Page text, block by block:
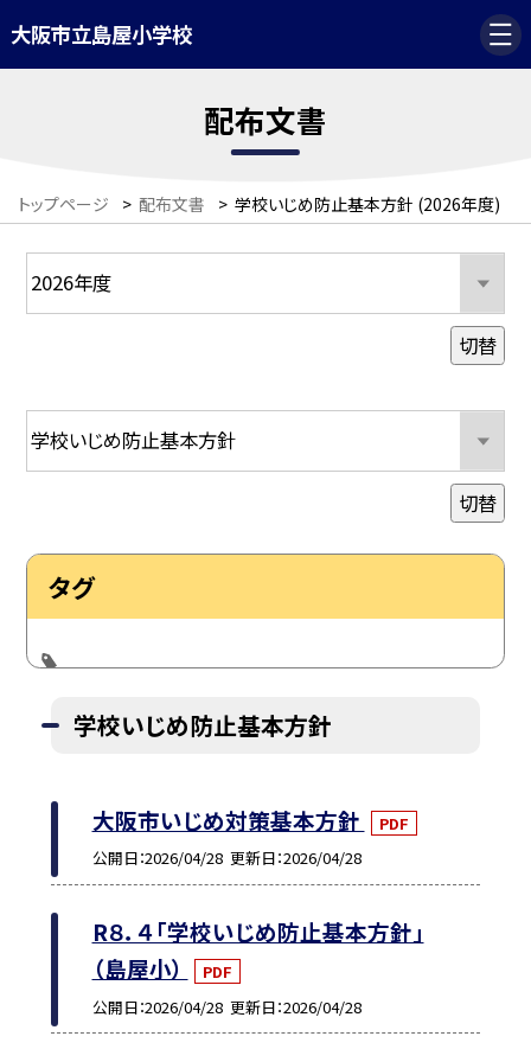
大阪市立島屋小学校
配布文書
トップページ > 配布文書 > 学校いじめ防止基本方針 (2026年度)
切替
切替
タグ
学校いじめ防止基本方針
大阪市いじめ対策基本方針
PDF
公開日 2026/04/28 更新日 2026/04/28
R８．４「学校いじめ防止基本方針」
（島屋小）
PDF
公開日 2026/04/28 更新日 2026/04/28